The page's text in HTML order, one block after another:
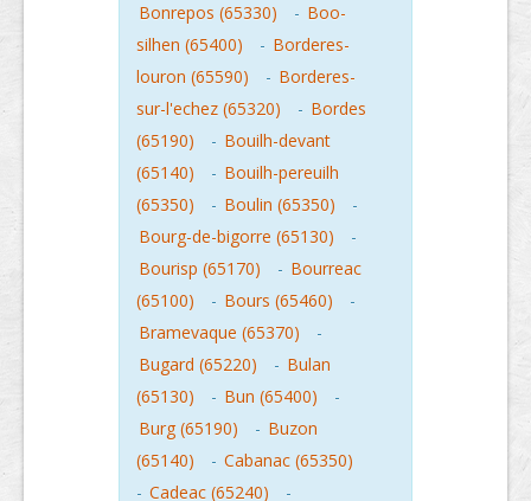
Bonrepos (65330)
- Boo-
silhen (65400)
- Borderes-
louron (65590)
- Borderes-
sur-l'echez (65320)
- Bordes
(65190)
- Bouilh-devant
(65140)
- Bouilh-pereuilh
(65350)
- Boulin (65350)
-
Bourg-de-bigorre (65130)
-
Bourisp (65170)
- Bourreac
(65100)
- Bours (65460)
-
Bramevaque (65370)
-
Bugard (65220)
- Bulan
(65130)
- Bun (65400)
-
Burg (65190)
- Buzon
(65140)
- Cabanac (65350)
- Cadeac (65240) -